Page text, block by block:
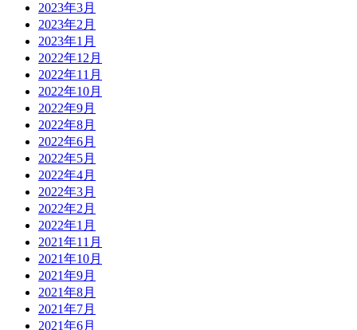
2023年3月
2023年2月
2023年1月
2022年12月
2022年11月
2022年10月
2022年9月
2022年8月
2022年6月
2022年5月
2022年4月
2022年3月
2022年2月
2022年1月
2021年11月
2021年10月
2021年9月
2021年8月
2021年7月
2021年6月